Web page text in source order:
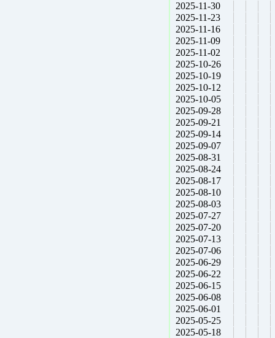
2025-11-30
2025-11-23
2025-11-16
2025-11-09
2025-11-02
2025-10-26
2025-10-19
2025-10-12
2025-10-05
2025-09-28
2025-09-21
2025-09-14
2025-09-07
2025-08-31
2025-08-24
2025-08-17
2025-08-10
2025-08-03
2025-07-27
2025-07-20
2025-07-13
2025-07-06
2025-06-29
2025-06-22
2025-06-15
2025-06-08
2025-06-01
2025-05-25
2025-05-18